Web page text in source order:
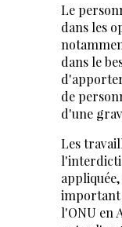
Le
dans les
dans le
de
d'une
Les
important
l'ONU en